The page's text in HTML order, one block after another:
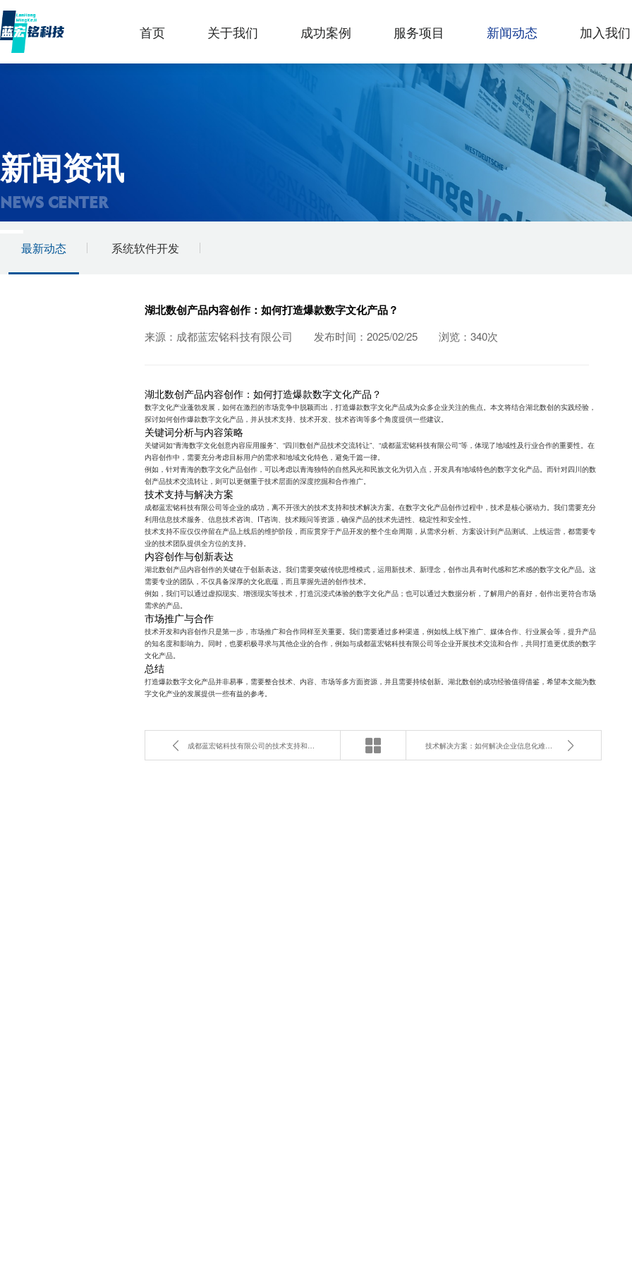
首页 关于我们 成功案例 服务项目 新闻动态 加入我们
新闻资讯
NEWS CENTER
最新动态 系统软件开发
湖北数创产品内容创作：如何打造爆款数字文化产品？
来源：成都蓝宏铭科技有限公司 发布时间：2025/02/25 浏览：340次
湖北数创产品内容创作：如何打造爆款数字文化产品？
数字文化产业蓬勃发展，如何在激烈的市场竞争中脱颖而出，打造爆款数字文化产品成为众多企业关注的焦点。本文将结合湖北数创的实践经验，
探讨如何创作爆款数字文化产品，并从技术支持、技术开发、技术咨询等多个角度提供一些建议。
关键词分析与内容策略
关键词如“青海数字文化创意内容应用服务”、“四川数创产品技术交流转让”、“成都蓝宏铭科技有限公司”等，体现了地域性及行业合作的重要性。在
内容创作中，需要充分考虑目标用户的需求和地域文化特色，避免千篇一律。
例如，针对青海的数字文化产品创作，可以考虑以青海独特的自然风光和民族文化为切入点，开发具有地域特色的数字文化产品。而针对四川的数
创产品技术交流转让，则可以更侧重于技术层面的深度挖掘和合作推广。
技术支持与解决方案
成都蓝宏铭科技有限公司等企业的成功，离不开强大的技术支持和技术解决方案。在数字文化产品创作过程中，技术是核心驱动力。我们需要充分
利用信息技术服务、信息技术咨询、IT咨询、技术顾问等资源，确保产品的技术先进性、稳定性和安全性。
技术支持不应仅仅停留在产品上线后的维护阶段，而应贯穿于产品开发的整个生命周期，从需求分析、方案设计到产品测试、上线运营，都需要专
业的技术团队提供全方位的支持。
内容创作与创新表达
湖北数创产品内容创作的关键在于创新表达。我们需要突破传统思维模式，运用新技术、新理念，创作出具有时代感和艺术感的数字文化产品。这
需要专业的团队，不仅具备深厚的文化底蕴，而且掌握先进的创作技术。
例如，我们可以通过虚拟现实、增强现实等技术，打造沉浸式体验的数字文化产品；也可以通过大数据分析，了解用户的喜好，创作出更符合市场
需求的产品。
市场推广与合作
技术开发和内容创作只是第一步，市场推广和合作同样至关重要。我们需要通过多种渠道，例如线上线下推广、媒体合作、行业展会等，提升产品
的知名度和影响力。同时，也要积极寻求与其他企业的合作，例如与成都蓝宏铭科技有限公司等企业开展技术交流和合作，共同打造更优质的数字
文化产品。
总结
打造爆款数字文化产品并非易事，需要整合技术、内容、市场等多方面资源，并且需要持续创新。湖北数创的成功经验值得借鉴，希望本文能为数
字文化产业的发展提供一些有益的参考。